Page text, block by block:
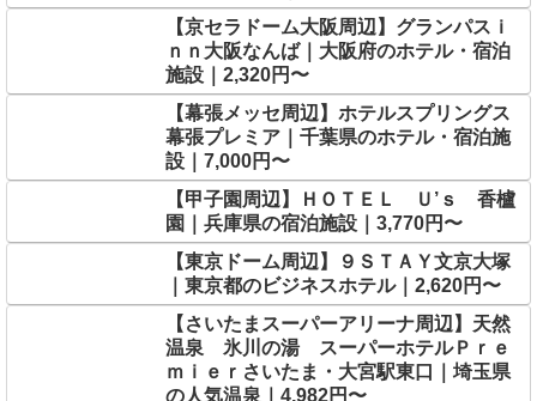
【京セラドーム大阪周辺】グランパスｉ
ｎｎ大阪なんば｜大阪府のホテル・宿泊
施設｜2,320円〜
【幕張メッセ周辺】ホテルスプリングス
幕張プレミア｜千葉県のホテル・宿泊施
設｜7,000円〜
【甲子園周辺】ＨＯＴＥＬ Ｕ’ｓ 香櫨
園｜兵庫県の宿泊施設｜3,770円〜
【東京ドーム周辺】９ＳＴＡＹ文京大塚
｜東京都のビジネスホテル｜2,620円〜
【さいたまスーパーアリーナ周辺】天然
温泉 氷川の湯 スーパーホテルＰｒｅ
ｍｉｅｒさいたま・大宮駅東口｜埼玉県
の人気温泉｜4,982円〜